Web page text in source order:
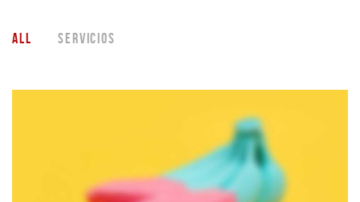
ALL SERVICIOS